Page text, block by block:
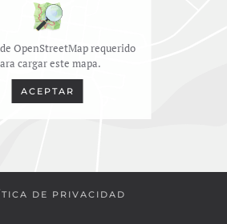
OpenStreetMap requerido
cargar este mapa.
ACEPTAR
DE PRIVACIDAD